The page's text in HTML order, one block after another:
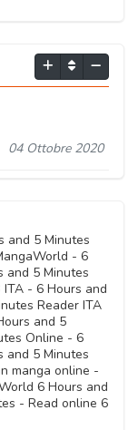
04 Ottobre 2020
and 5 Minutes
- 6
and 5 Minutes
- 6 Hours and
Reader ITA
and 5
Online - 6
and 5 Minutes
manga online -
6 Hours and
- Read online 6